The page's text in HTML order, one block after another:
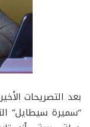
بعد التصريحات
“سميرة سيطايل”